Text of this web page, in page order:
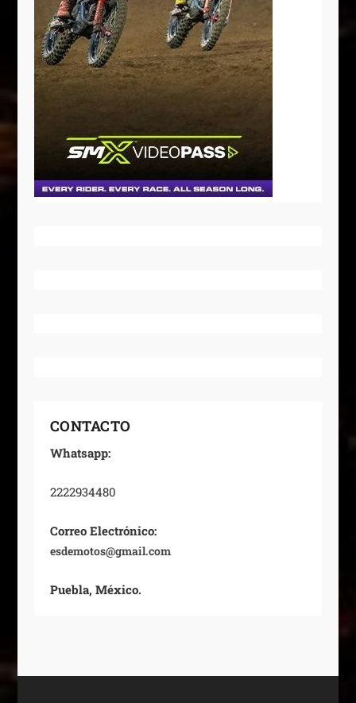
CONTACTO
Whatsapp:
2222934480
Correo Electrónico:
esdemotos@gmail.com
Puebla, México.